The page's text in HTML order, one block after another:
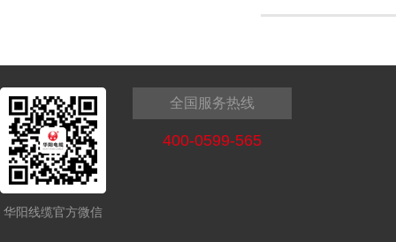
华阳线缆官方微信
全国服务热线
400-0599-565